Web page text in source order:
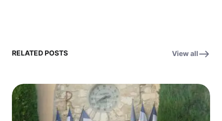
RELATED POSTS View all